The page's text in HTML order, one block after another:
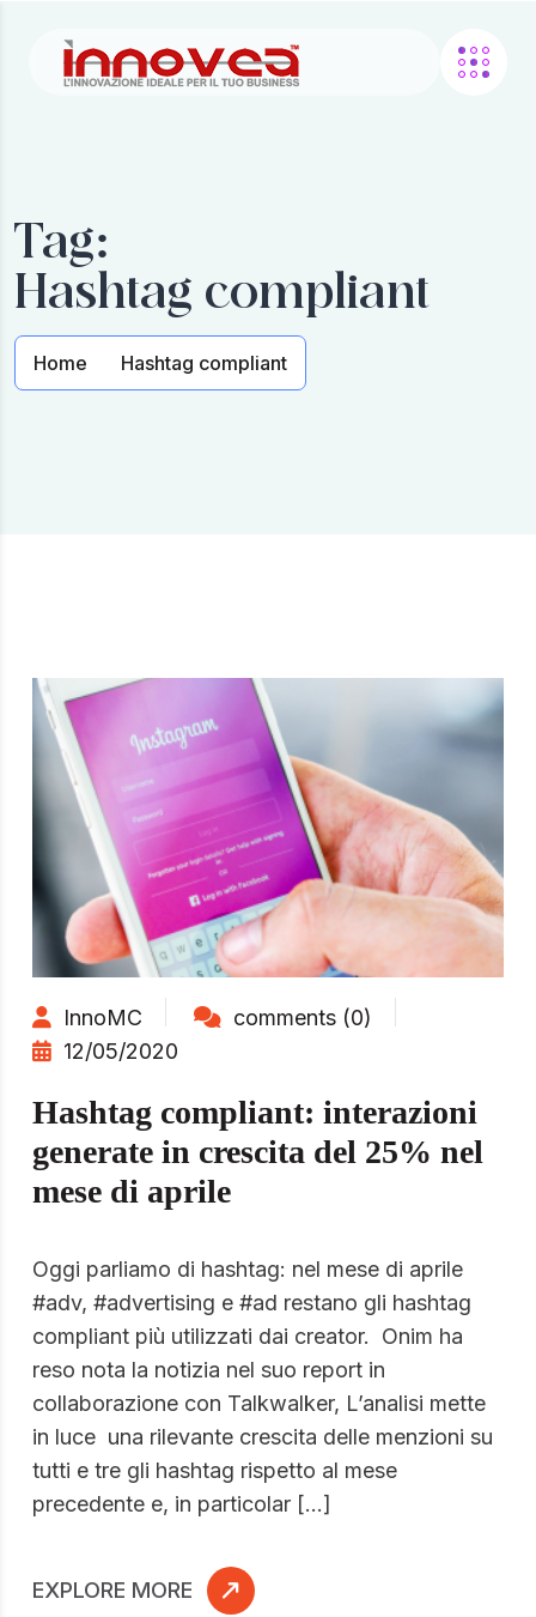
Tag:
Hashtag compliant
Home Hashtag compliant
InnoMC
comments (0)
12/05/2020
Hashtag compliant: interazioni
generate in crescita del 25% nel
mese di aprile
Oggi parliamo di hashtag: nel mese di aprile
#adv, #advertising e #ad restano gli hashtag
compliant più utilizzati dai creator. Onim ha
reso nota la notizia nel suo report in
collaborazione con Talkwalker, L’analisi mette
in luce una rilevante crescita delle menzioni su
tutti e tre gli hashtag rispetto al mese
precedente e, in particolar […]
EXPLORE MORE